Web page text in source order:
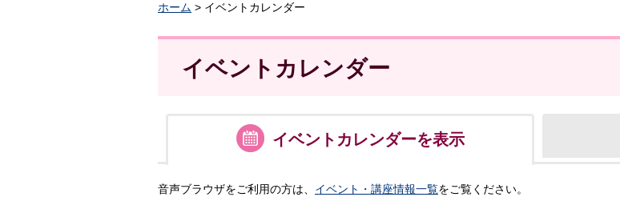
ホーム > イベントカレンダー
イベントカレンダー
イベント カレンダーを表示
音声ブラウザをご利用の方は、 イベント・講座情報一覧をご覧ください。